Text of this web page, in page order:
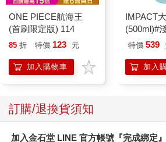
ONE PIECE航海王
(首刷限定版) 114
85 折 特價 123 元
加入購物車
IMPACT
(500ml)#
特價 539
加入
訂購/退換貨須知
加入金石堂 LINE 官方帳號『完成綁定